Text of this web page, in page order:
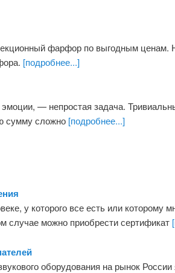
фарфор по выгодным ценам.
[подробнее...]
— непростая задача.
сумму сложно [подробнее...]
у которого все есть или которому
случае можно приобрести сертификат
оборудования на рынок